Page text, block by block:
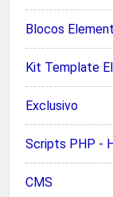
Blocos
Kit Template
Exclusivo
Scripts PHP -
CMS